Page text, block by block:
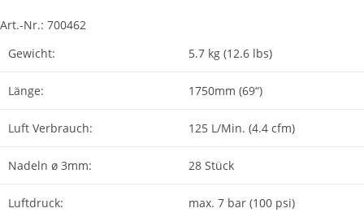
Art.-Nr.: 700462
Gewicht:
5.7 kg (12.6 lbs)
Länge: 1750mm (69“)
Luft Verbrauch: 125 L/Min. (4.4 cfm)
Nadeln ø 3mm: 28 Stück
Luftdruck: max. 7 bar (100 psi)